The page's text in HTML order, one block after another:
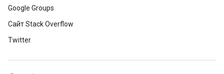
Google Groups
Сайт Stack Overflow
Twitter